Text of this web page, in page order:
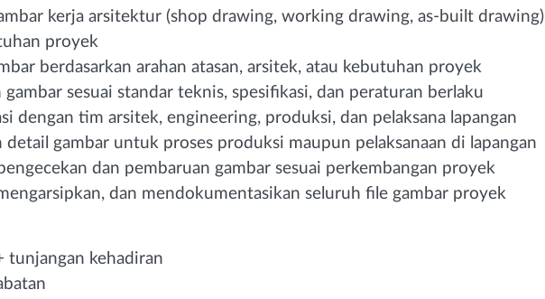
kerja arsitektur (shop drawing, working drawing, as-built drawing)
proyek
berdasarkan arahan atasan, arsitek, atau kebutuhan proyek
gambar sesuai standar teknis, spesifikasi, dan peraturan berlaku
dengan tim arsitek, engineering, produksi, dan pelaksana lapangan
detail gambar untuk proses produksi maupun pelaksanaan di lapangan
dan pembaruan gambar sesuai perkembangan proyek
dan mendokumentasikan seluruh file gambar proyek
tunjangan kehadiran